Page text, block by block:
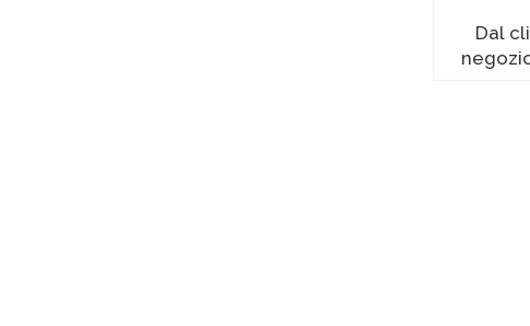
Dal